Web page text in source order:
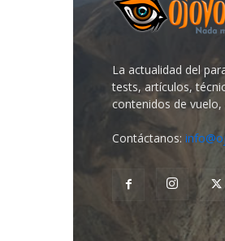
La actualidad del
tests, artículos,
contenidos de
Contáctanos: